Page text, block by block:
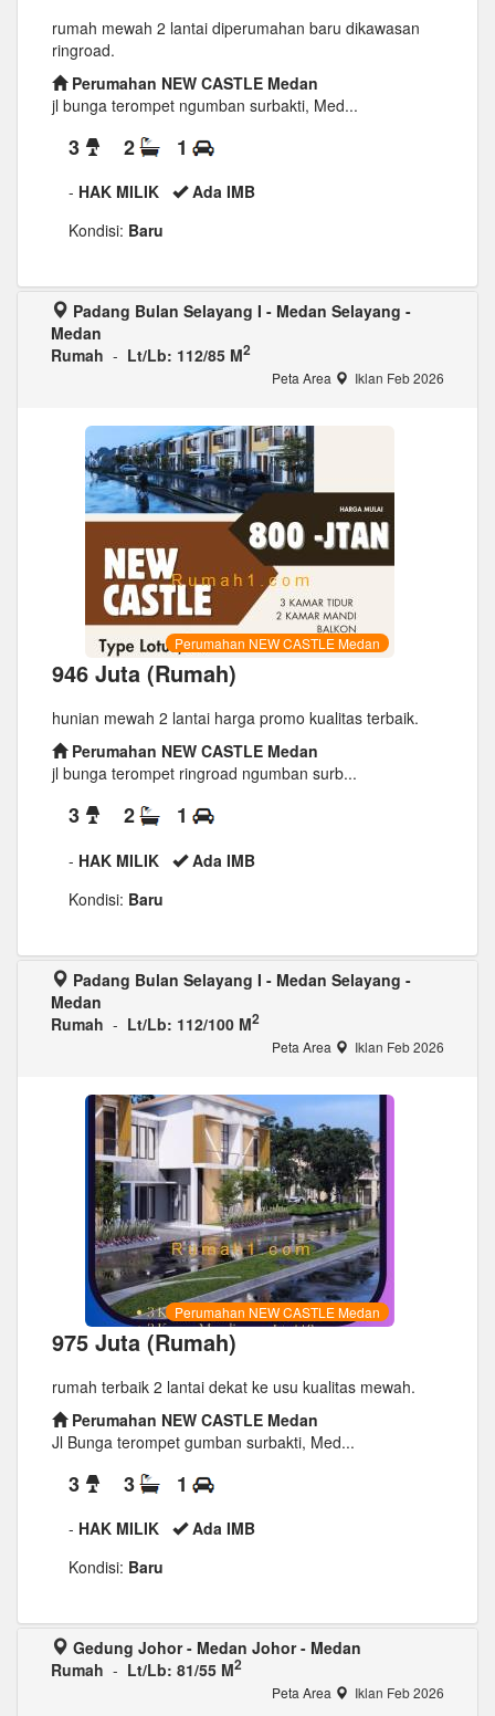
rumah mewah 2 lantai diperumahan baru dikawasan
ringroad.
Perumahan NEW CASTLE Medan
jl bunga terompet ngumban surbakti, Med...
3 2 1
- HAK MILIK
Ada IMB
Kondisi: Baru
Padang Bulan Selayang I - Medan Selayang -
Medan
Rumah - Lt/Lb: 112/85 M2
Peta Area Iklan Feb 2026
Perumahan NEW CASTLE Medan
946 Juta (Rumah)
hunian mewah 2 lantai harga promo kualitas terbaik.
Perumahan NEW CASTLE Medan
jl bunga terompet ringroad ngumban surb...
3 2 1
- HAK MILIK
Ada IMB
Kondisi: Baru
Padang Bulan Selayang I - Medan Selayang -
Medan
Rumah - Lt/Lb: 112/100 M2
Peta Area Iklan Feb 2026
Perumahan NEW CASTLE Medan
975 Juta (Rumah)
rumah terbaik 2 lantai dekat ke usu kualitas mewah.
Perumahan NEW CASTLE Medan
Jl Bunga terompet gumban surbakti, Med...
3 3 1
- HAK MILIK
Ada IMB
Kondisi: Baru
Gedung Johor - Medan Johor - Medan
Rumah - Lt/Lb: 81/55 M2
Peta Area Iklan Feb 2026